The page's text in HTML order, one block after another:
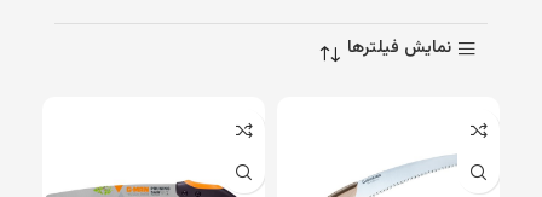
نمایش فیلترها